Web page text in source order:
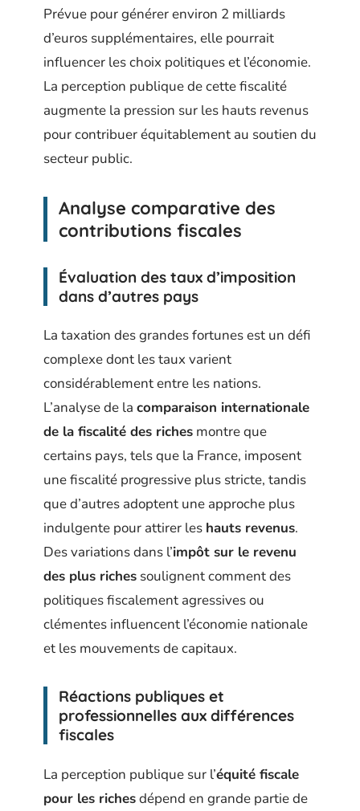
Prévue pour générer environ 2 milliards
d’euros supplémentaires, elle pourrait
influencer les choix politiques et l’économie.
La perception publique de cette fiscalité
augmente la pression sur les hauts revenus
pour contribuer équitablement au soutien du
secteur public.
Analyse comparative des
contributions fiscales
Évaluation des taux d’imposition
dans d’autres pays
La taxation des grandes fortunes est un défi
complexe dont les taux varient
considérablement entre les nations.
L’analyse de la comparaison internationale
de la fiscalité des riches montre que
certains pays, tels que la France, imposent
une fiscalité progressive plus stricte, tandis
que d’autres adoptent une approche plus
indulgente pour attirer les hauts revenus.
Des variations dans l’impôt sur le revenu
des plus riches soulignent comment des
politiques fiscalement agressives ou
clémentes influencent l’économie nationale
et les mouvements de capitaux.
Réactions publiques et
professionnelles aux différences
fiscales
La perception publique sur l’équité fiscale
pour les richesdépend en grande partie de